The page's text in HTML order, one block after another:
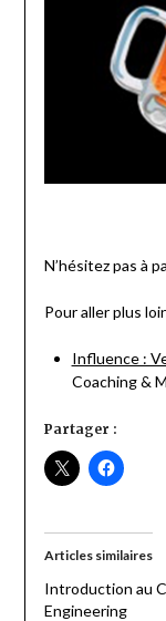
N’hésitez pas à
Pour aller plus
Influence :
Coaching &
Partager :
Articles similaires
Introduction au
Engineering